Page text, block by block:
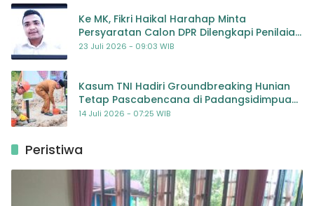
Ke MK, Fikri Haikal Harahap Minta
Persyaratan Calon DPR Dilengkapi Penilaian
Kompetensi
23 Juli 2026 - 09:03 WIB
Kasum TNI Hadiri Groundbreaking Hunian
Tetap Pascabencana di Padangsidimpuan,
Harapan Baru bagi Penyintas
14 Juli 2026 - 07:25 WIB
Peristiwa